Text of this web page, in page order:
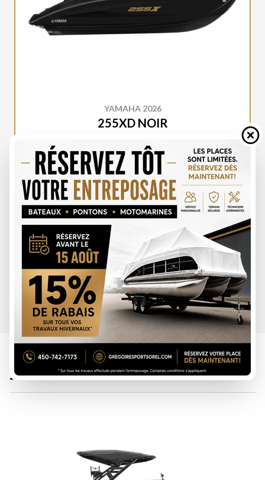
YAMAHA 2026
255XD NOIR
SPÉCIFICATIONS
YAMAHA 2026
255XD NOIR